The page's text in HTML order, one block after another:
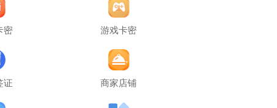
密 游戏卡密
证 商家店铺